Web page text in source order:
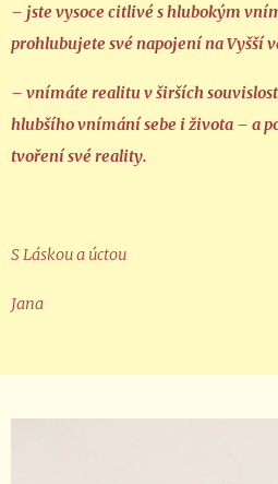
– jste vysoce citlivé s hlubokým
prohlubujete své napojení na Vyšší
– vnímáte realitu v širších
hlubšího vnímání sebe i života – a
tvoření své reality.
S Láskou a úctou
Jana